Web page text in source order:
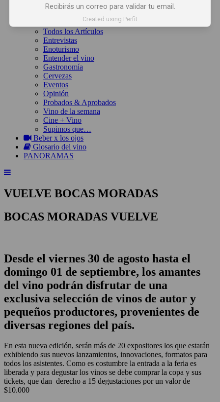
Inicio
Todos los Artículos
Entrevistas
Enoturismo
Entender el vino
Gastronomía
Cervezas
Eventos
Opinión
Probados & Aprobados
Vino de la semana
Cine + Vino
Supimos que…
Beber x los ojos
Glosario del vino
PANORAMAS
VUELVE BOCAS MORADAS
BOCAS MORADAS VUELVE
Desde el viernes 30 de agosto hasta el
domingo 01 de septiembre, los amantes
del vino podrán disfrutar de una
exclusiva selección de vinos de autor y
pequeños productores, provenientes de
diversas regiones del país.
En esta nueva edición, serán más de 20 expositores los que estarán
exhibiendo sus nuevos lanzamientos, innovaciones, formatos para
todos los asistentes. Como es costumbre la entrada a la feria es
liberada y para degustar los vinos se debe comprar la copa y sus
tickets, que dan derecho a 15 degustaciones por un valor de
$10.000
Recibirás un correo para validar tu email.
Created using Perfit